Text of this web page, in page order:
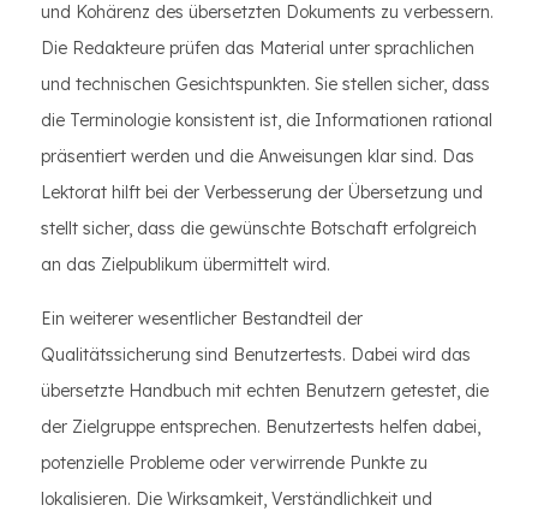
und Kohärenz des übersetzten Dokuments zu verbessern.
Die Redakteure prüfen das Material unter sprachlichen
und technischen Gesichtspunkten. Sie stellen sicher, dass
die Terminologie konsistent ist, die Informationen rational
präsentiert werden und die Anweisungen klar sind. Das
Lektorat hilft bei der Verbesserung der Übersetzung und
stellt sicher, dass die gewünschte Botschaft erfolgreich
an das Zielpublikum übermittelt wird.
Ein weiterer wesentlicher Bestandteil der
Qualitätssicherung sind Benutzertests. Dabei wird das
übersetzte Handbuch mit echten Benutzern getestet, die
der Zielgruppe entsprechen. Benutzertests helfen dabei,
potenzielle Probleme oder verwirrende Punkte zu
lokalisieren. Die Wirksamkeit, Verständlichkeit und